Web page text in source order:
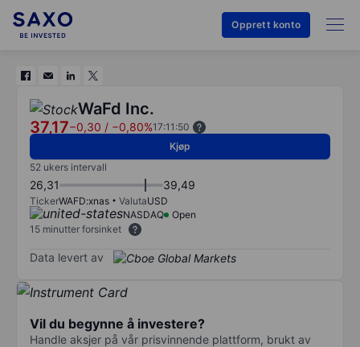
Opprett konto
WaFd Inc.
37,17−0,30 / −0,80%17:11:50
Kjøp
52 ukers intervall
26,31 39,49
TickerWAFD:xnas ValutaUSD
NASDAQ
Open
15 minutter forsinket
Data levert av
Vil du begynne å investere?
Handle aksjer på vår prisvinnende plattform, brukt av